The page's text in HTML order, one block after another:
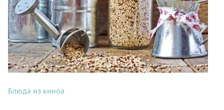
Блюда из киноа